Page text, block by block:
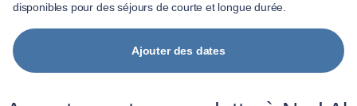
disponibles pour des séjours de courte et longue durée.
Ajouter des dates